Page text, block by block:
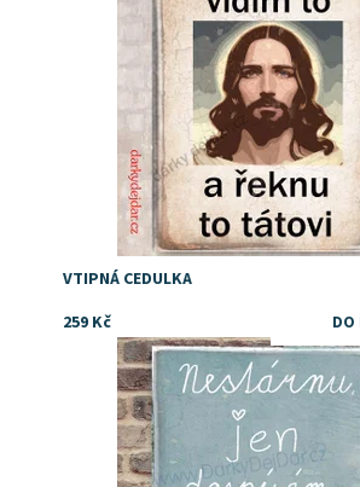
VTIPNÁ CEDULKA
259 Kč
Dostupnost:
Skladem